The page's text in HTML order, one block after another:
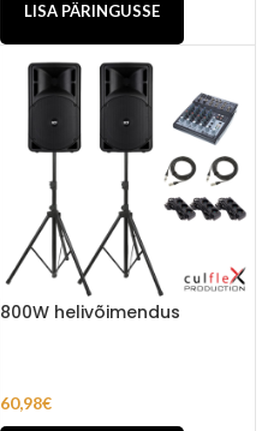
LISA PÄRINGUSSE
800W helivõimendus
60,98€